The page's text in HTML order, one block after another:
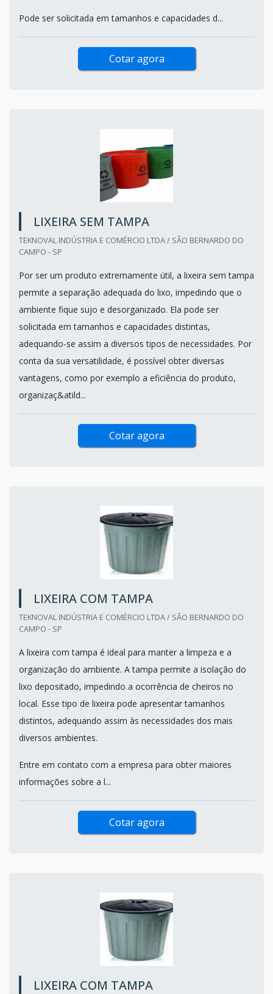
Pode ser solicitada em tamanhos e capacidades d...
Cotar agora
LIXEIRA SEM TAMPA
TEKNOVAL INDÚSTRIA E COMÉRCIO LTDA / SÃO BERNARDO DO
CAMPO - SP
Por ser um produto extremamente útil, a lixeira sem tampa
permite a separação adequada do lixo, impedindo que o
ambiente fique sujo e desorganizado. Ela pode ser
solicitada em tamanhos e capacidades distintas,
adequando-se assim a diversos tipos de necessidades. Por
conta da sua versatilidade, é possível obter diversas
vantagens, como por exemplo a eficiência do produto,
organizaç&atild...
Cotar agora
LIXEIRA COM TAMPA
TEKNOVAL INDÚSTRIA E COMÉRCIO LTDA / SÃO BERNARDO DO
CAMPO - SP
A lixeira com tampa é ideal para manter a limpeza e a
organização do ambiente. A tampa permite a isolação do
lixo depositado, impedindo a ocorrência de cheiros no
local. Esse tipo de lixeira pode apresentar tamanhos
distintos, adequando assim às necessidades dos mais
diversos ambientes.
Entre em contato com a empresa para obter maiores
informações sobre a l...
Cotar agora
LIXEIRA COM TAMPA